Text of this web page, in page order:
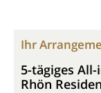
Ihr
5-tägiges
Rhön